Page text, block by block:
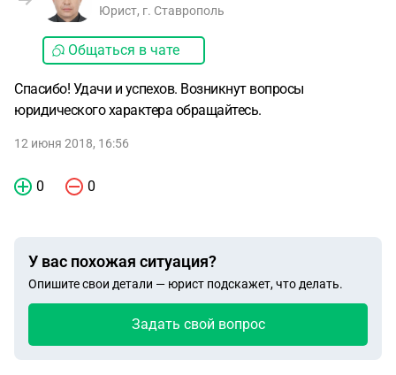
Юрист, г. Ставрополь
Общаться в чате
Спасибо! Удачи и успехов. Возникнут вопросы
юридического характера обращайтесь.
12 июня 2018, 16:56
0 0
У вас похожая ситуация?
Опишите свои детали — юрист подскажет, что делать.
Задать свой вопрос